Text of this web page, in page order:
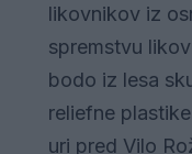
likovnikov iz
spremstvu
bodo iz lesa
reliefne
uri pred Vilo